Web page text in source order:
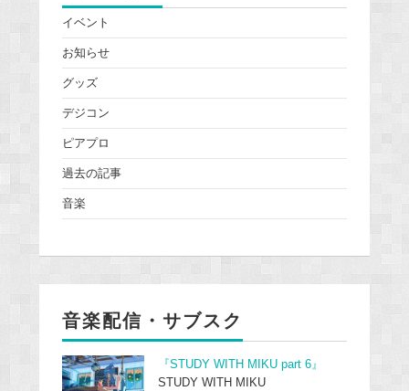
イベント
お知らせ
グッズ
デジコン
ピアプロ
過去の記事
音楽
音楽配信・サブスク
『STUDY WITH MIKU part 6』
STUDY WITH MIKU